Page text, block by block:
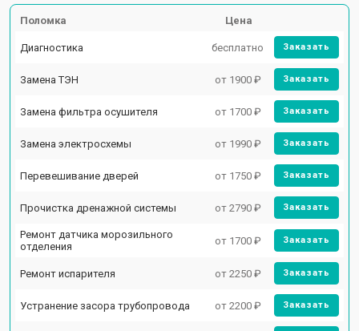
Поломка Цена
Диагностика бесплатно Заказать
Замена ТЭН от 1900 ₽ Заказать
Замена фильтра осушителя от 1700 ₽ Заказать
Замена электросхемы от 1990 ₽ Заказать
Перевешивание дверей от 1750 ₽ Заказать
Прочистка дренажной системы от 2790 ₽ Заказать
Ремонт датчика морозильного
отделения
от 1700 ₽ Заказать
Ремонт испарителя от 2250 ₽ Заказать
Устранение засора трубопровода от 2200 ₽ Заказать